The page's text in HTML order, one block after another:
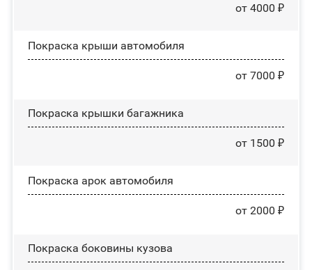
от 4000 ₽
Покраска крыши автомобиля
от 7000 ₽
Покраска крышки багажника
от 1500 ₽
Покраска арок автомобиля
от 2000 ₽
Покраска боковины кузова